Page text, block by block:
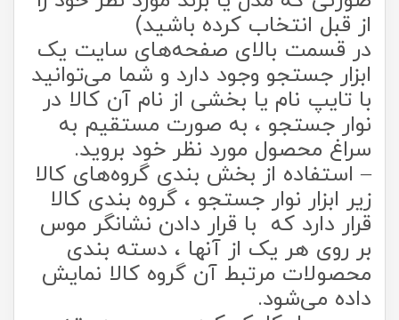
از قبل انتخاب کرده باشید)
در قسمت بالای صفحه‌های سایت یک
ابزار جستجو وجود دارد و شما می‌‏توانید
با تایپ نام یا بخشی از نام آن کالا در
نوار جستجو ، به صورت مستقیم به
سراغ محصول مورد نظر خود بروید.
– استفاده از بخش بندی گروه‌های کالا
زیر ابزار نوار جستجو ، گروه بندی کالا
قرار دارد که با قرار دادن نشان‏گر موس
بر روی هر یک از آنها ، دسته بندی
محصولات مرتبط آن گروه کالا نمایش
داده می‌‏‏شود.